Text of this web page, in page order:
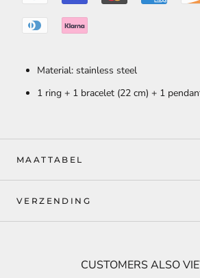
Material: stainless steel
1 ring + 1 bracelet (22 cm) + 1
MAATTABEL
VERZENDING
CUSTOMERS ALSO